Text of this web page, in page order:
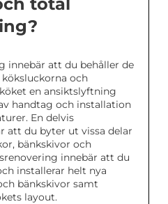
innebär att du behåller de
och
en ansiktslyftning
handtag och installation
En delvis
att du byter ut vissa delar
bänkskivor och
innebär att du
installerar helt nya
bänkskivor samt
layout.